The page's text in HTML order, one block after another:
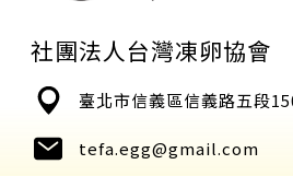
社團法人台灣凍卵協會
臺北市信義區信義路五段
tefa.egg@gmail.com